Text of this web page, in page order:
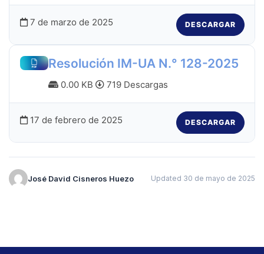
7 de marzo de 2025 DESCARGAR
Resolución IM-UA N.° 128-2025
0.00 KB 719 Descargas
17 de febrero de 2025 DESCARGAR
José David Cisneros Huezo Updated 30 de mayo de 2025